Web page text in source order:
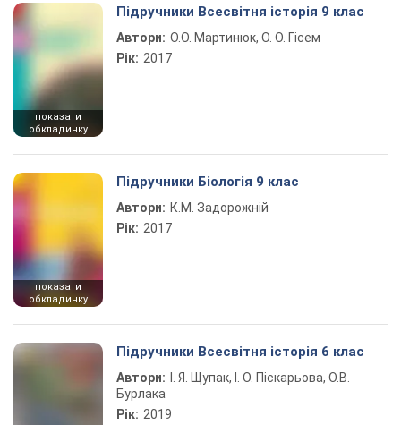
показати
обкладинку
Підручники Всесвітня історія 9 клас
Автори: О.О. Мартинюк, О. О. Гісем
Рік: 2017
показати
обкладинку
Підручники Біологія 9 клас
Автори: К.М. Задорожній
Рік: 2017
Підручники Всесвітня історія 6 клас
Автори:
І. Я. Щупак, І. О. Піскарьова, О.В.
Бурлака
Рік: 2019